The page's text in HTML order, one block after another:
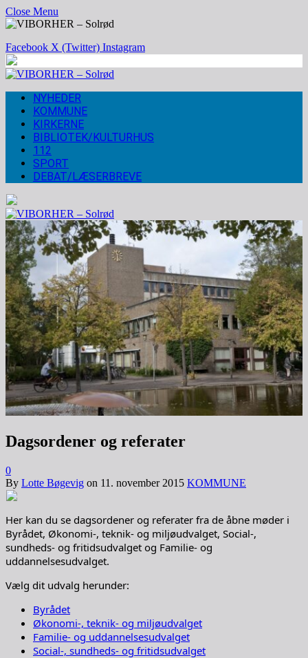
Close Menu
Facebook X (Twitter) Instagram
NYHEDER
KOMMUNE
KIRKERNE
BIBLIOTEK/KULTURHUS
112
SPORT
DEBAT/LÆSERBREVE
Dagsordener og referater
0
By Lotte Bøgevig on 11. november 2015 KOMMUNE
Her kan du se dagsordener og referater fra de åbne møder i
Byrådet, Økonomi-, teknik- og miljøudvalget, Social-,
sundheds- og fritidsudvalget og Familie- og
uddannelsesudvalget.
Vælg dit udvalg herunder:
Byrådet
Økonomi-, teknik- og miljøudvalget
Familie- og uddannelsesudvalget
Social-, sundheds- og fritidsudvalget